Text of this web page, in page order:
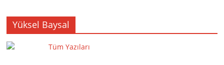
Yüksel Baysal
Tüm Yazıları